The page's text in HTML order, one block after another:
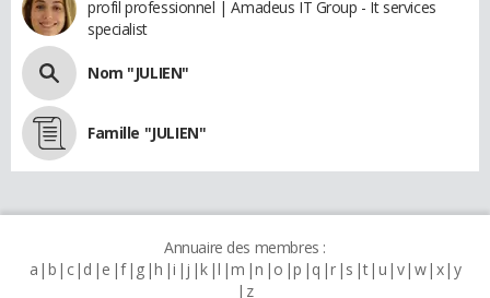
profil professionnel | Amadeus IT Group - It services
specialist
Nom "JULIEN"
Famille "JULIEN"
Annuaire des membres :
a b c d e f g h i j k l m n o p q r s t u v w x y
z